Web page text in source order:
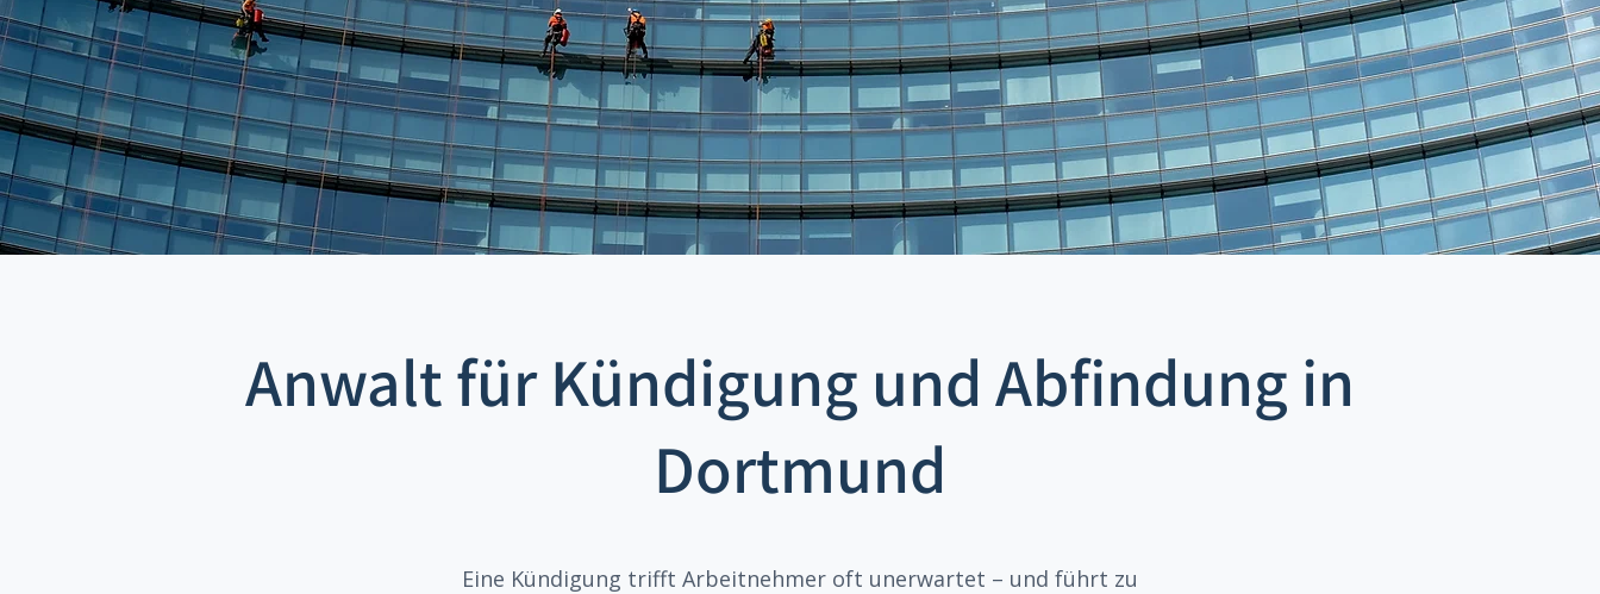
Anwalt für Kündigung und Abfindung in
Dortmund
Eine Kündigung trifft Arbeitnehmer oft unerwartet – und führt zu